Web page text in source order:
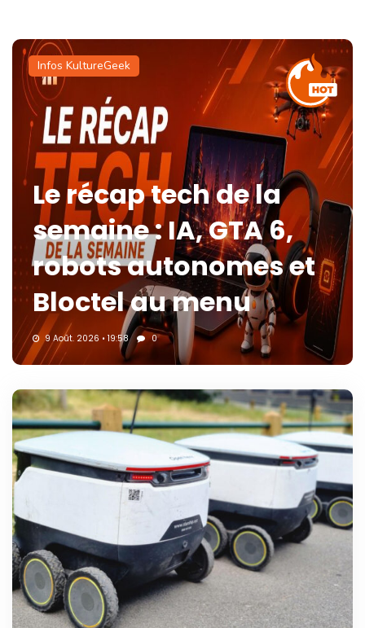
Infos KultureGeek
Le récap tech de la
semaine : IA, GTA 6,
robots autonomes et
Bloctel au menu
9 Août. 2026 • 19:58 0